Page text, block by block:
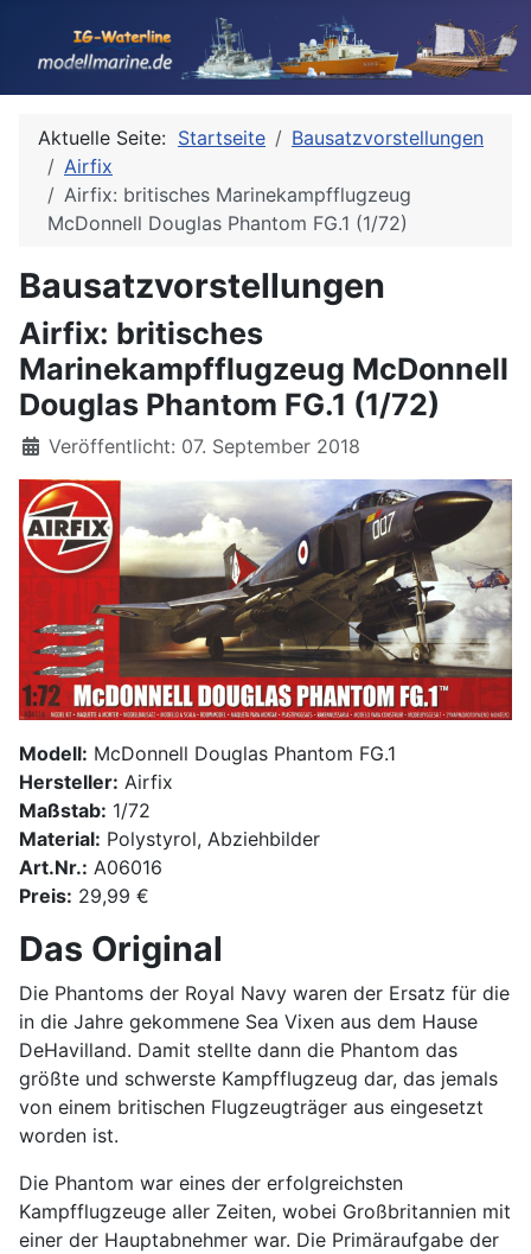
Aktuelle Seite: Startseite
Bausatzvorstellungen
Airfix
Airfix: britisches Marinekampfflugzeug
McDonnell Douglas Phantom FG.1 (1/72)
Bausatzvorstellungen
Airfix: britisches
Marinekampfflugzeug McDonnell
Douglas Phantom FG.1 (1/72)
Details
Veröffentlicht: 07. September 2018
Modell: McDonnell Douglas Phantom FG.1
Hersteller: Airfix
Maßstab: 1/72
Material: Polystyrol, Abziehbilder
Art.Nr.: A06016
Preis: 29,99 €
Das Original
Die Phantoms der Royal Navy waren der Ersatz für die
in die Jahre gekommene Sea Vixen aus dem Hause
DeHavilland. Damit stellte dann die Phantom das
größte und schwerste Kampfflugzeug dar, das jemals
von einem britischen Flugzeugträger aus eingesetzt
worden ist.
Die Phantom war eines der erfolgreichsten
Kampfflugzeuge aller Zeiten, wobei Großbritannien mit
einer der Hauptabnehmer war. Die Primäraufgabe der